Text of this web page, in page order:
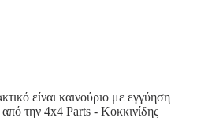
είναι καινούριο με εγγύηση
από την 4x4 Parts - Κοκκινίδης